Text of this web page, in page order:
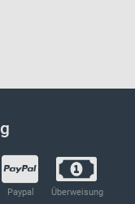
Paypal Überweisung